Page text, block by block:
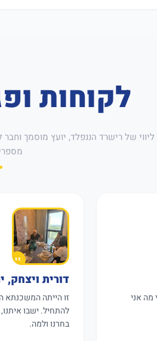
לקוחות
ליווי של רישרד הננפלד, יועץ מוסמך
מה אני
דורית ויצחק,
זו הייתה המשכנתא
להתחיל. ישבו
בחרנו ולמה.